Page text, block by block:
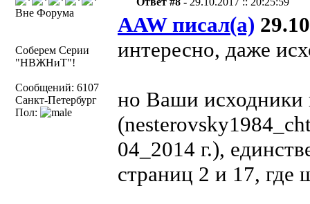
Вне Форума
Соберем Серии
"НВЖНиТ"!
Сообщений: 6107
Санкт-Петербург
Пол:
AAW писал(а)
интересно, даже
но Ваши исходники
04_2014 г.),
страниц 2 и 17, где